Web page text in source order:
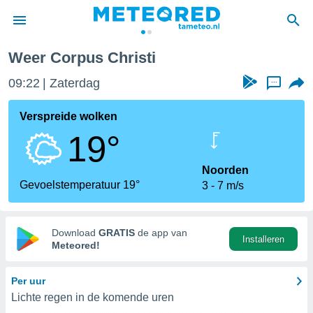
door
verstrekte
hoge
hebt de
voor
op basis
Weer Corpus Christi
09:22 Zaterdag ...
Verspreide wolken
19°
Gevoelstemperatuur 19°
Noorden
3
7 m/s
Download GRATIS de app van
Meteored!
Installeren
Per uur
Lichte regen in de komende uren